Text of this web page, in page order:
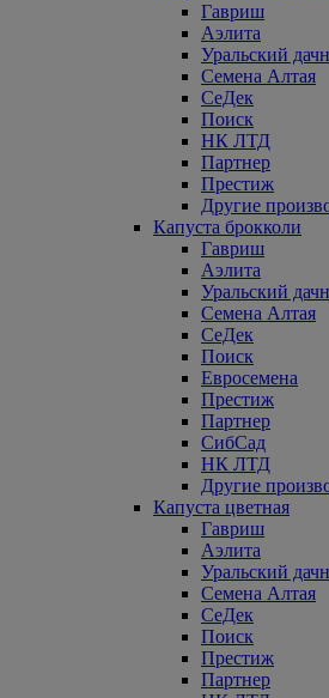
Гавриш
Аэлита
Уральский
Семена Алтая
СеДек
Поиск
НК ЛТД
Партнер
Престиж
Другие
Капуста брокколи
Гавриш
Аэлита
Уральский
Семена Алтая
СеДек
Поиск
Евросемена
Престиж
Партнер
СибСад
НК ЛТД
Другие
Капуста цветная
Гавриш
Аэлита
Уральский
Семена Алтая
СеДек
Поиск
Престиж
Партнер